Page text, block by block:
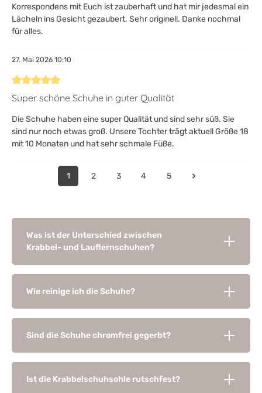
Korrespondens mit Euch ist zauberhaft und hat mir jedesmal ein
Lächeln ins Gesicht gezaubert. Sehr originell. Danke nochmal
für alles.
27. Mai 2026 10:10
Bewertung mit 5 von 5 Sternen
Super schöne Schuhe in guter Qualität
Die Schuhe haben eine super Qualität und sind sehr süß. Sie
sind nur noch etwas groß. Unsere Tochter trägt aktuell Größe 18
mit 10 Monaten und hat sehr schmale Füße.
1 2 3 4 5
Was ist der Unterschied zwischen
Krabbel- und Lauflernschuhen?
Wie reinige ich die Schuhe?
Sind die Schuhe chromfrei gegerbt?
Ist die Krabbelschuhsohle rutschfest?